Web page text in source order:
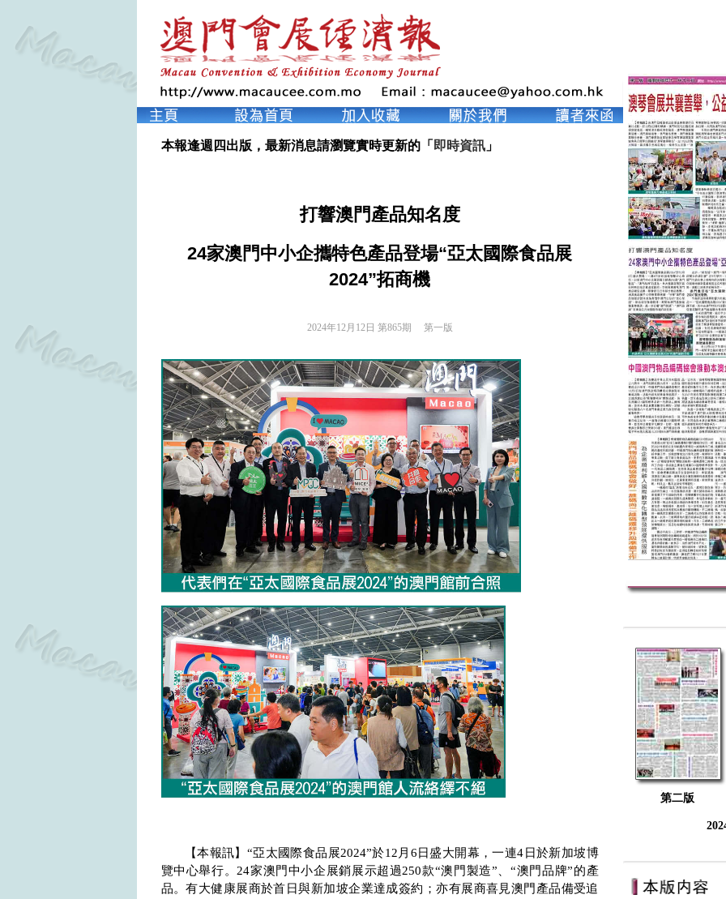
本報逢週四出版，最新消息請瀏覽實時更新的「 即時資訊」
打響澳門產品知名度
24家澳門中小企攜特色產品登場“亞太國際食品展
2024”拓商機
2024年12月12日 第865期 第一版
【本報訊】“亞太國際食品展2024”於12月 6 日盛大開幕，一連4 日於新加坡博
覽中心舉行。24家澳門中小企展銷展示超過250款“澳門製造”、“澳門品牌”的產
品。有大健康展商於首日與新加坡企業達成簽約；亦有展商喜見澳門產品備受追
第二版